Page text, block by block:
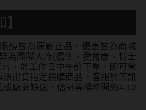
液
鏡皆為原廠正品，優惠皆為商城
為國際大廠(嬌生、愛爾康、博士
，於工作日中午前下單，即可當
法出貨指定預購商品，客服於簡訊
或廠商缺度，估計等候時間約4-12